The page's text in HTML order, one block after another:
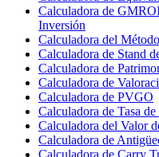
Calculadora de
Inversión
Calculadora del
Calculadora de Stand
Calculadora de
Calculadora de
Calculadora de PVGO
Calculadora de Tasa de
Calculadora del Valor
Calculadora de
Calculadora de Carry